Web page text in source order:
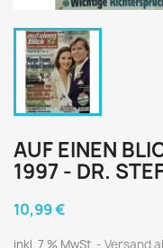
AUF EINEN
1997 - DR.
10,99 €
inkl. 7 % MwSt. Versand